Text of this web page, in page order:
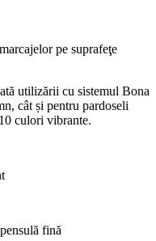
pe suprafeţe
utilizării cu sistemul Bona
cât și pentru pardoseli
culori vibrante.
fină